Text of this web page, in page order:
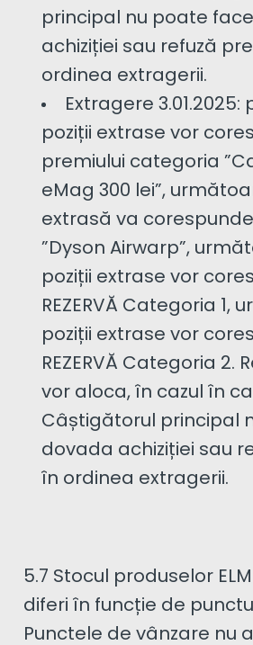
principal nu poate
achiziției sau refuză
ordinea extragerii.
Extragere
poziții extrase vor
premiului categoria
eMag 300 lei”,
extrasă va
”Dyson Airwarp”,
poziții extrase vor
REZERVĂ Categoria 1,
poziții extrase vor
REZERVĂ Categoria 2.
vor aloca, în cazul în
Câștigătorul principal
dovada achiziției sau
în ordinea extragerii.
5.7 Stocul produselor
diferi în funcție de
Punctele de vânzare nu